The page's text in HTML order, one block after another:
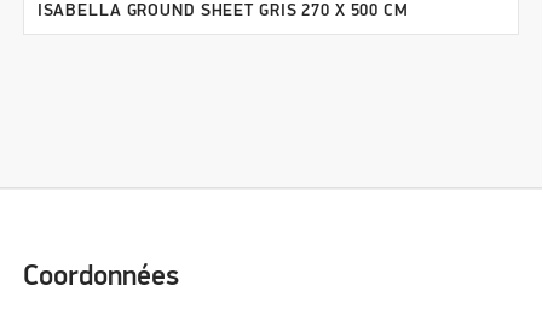
ISABELLA GROUND SHEET GRIS 270 X 500 CM
Coordonnées